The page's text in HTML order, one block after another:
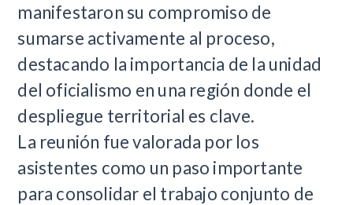
manifestaron su compromiso de
sumarse activamente al proceso,
destacando la importancia de la unidad
del oficialismo en una región donde el
despliegue territorial es clave.
La reunión fue valorada por los
asistentes como un paso importante
para consolidar el trabajo conjunto de